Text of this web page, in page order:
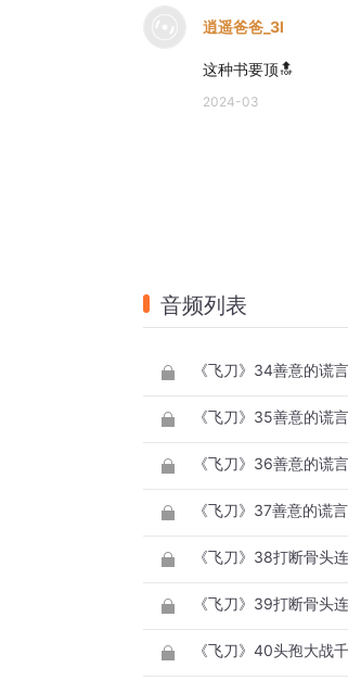
逍遥爸爸_3l
这种书要顶🔝
2024-03
音频列表
《飞刀》34善意的谎
《飞刀》35善意的谎
《飞刀》36善意的谎
《飞刀》37善意的谎
《飞刀》38打断骨头
《飞刀》39打断骨头
《飞刀》40头孢大战